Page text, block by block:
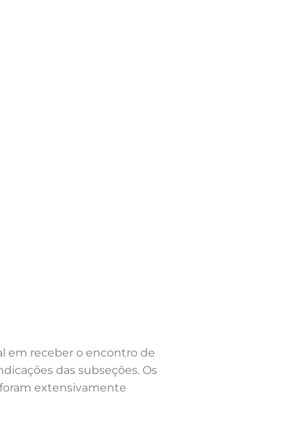
em receber o encontro de
das subseções. Os
extensivamente